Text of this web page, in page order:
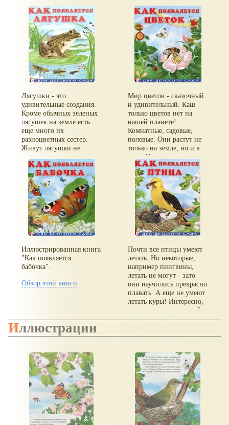
Лягушки - это
удивительные создания.
Кроме обычных зеленых
лягушек на земле есть
еще много их
разноцветных сестер.
Живут лягушки не
суше. Именно от места
жительства зависит их
окраска. Как же
появляются лягушки?
Мир цветов - сказочный
и удивительный. Каш
только цветов нет на
нашей планете!
Комнатные, садовые,
полевые. Они растут не
только на земле, но и в
воде. Цветы украшают
наши дома, лечат, кормят
нас. Как же они
появляются?
Иллюстрированная книга
"Как появляется
бабочка".
Обзор этой книги
Почти все птицы умеют
летать. Но некоторые,
например пингвины,
летать не могут - зато
они научились прекрасно
плавать. А еще не умеют
летать куры! Интересно,
как появляются птицы?
Иллюстрации